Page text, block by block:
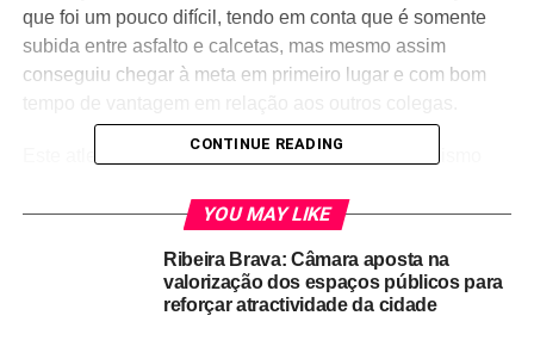
que foi um pouco difícil, tendo em conta que é somente
subida entre asfalto e calcetas, mas mesmo assim
conseguiu chegar à meta em primeiro lugar e com bom
Este atleta já tinha sido vencedor da prova de ciclismo
tinha desistido do percurso, mas hoje conseguiu se
CONTINUE READING
YOU MAY LIKE
Ribeira Brava: Câmara aposta na
valorização dos espaços públicos para
reforçar atractividade da cidade